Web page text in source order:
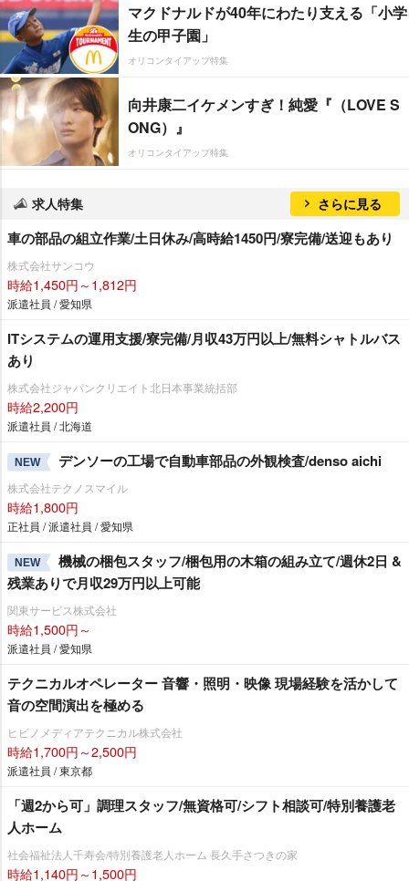
マクドナルドが40年にわたり支える「小学
生の甲子園」
オリコンタイアップ特集
向井康二イケメンすぎ！純愛『（LOVE S
ONG）』
オリコンタイアップ特集
求人特集 さらに見る
車の部品の組立作業/土日休み/高時給1450円/寮完備/送迎もあり
株式会社サンコウ
時給1,450円～1,812円
派遣社員 / 愛知県
ITシステムの運用支援/寮完備/月収43万円以上/無料シャトルバス
あり
株式会社ジャパンクリエイト北日本事業統括部
時給2,200円
派遣社員 / 北海道
NEW デンソーの工場で自動車部品の外観検査/denso aichi
株式会社テクノスマイル
時給1,800円
正社員 / 派遣社員 / 愛知県
NEW
機械の梱包スタッフ/梱包用の木箱の組み立て/週休2日 &
残業ありで月収29万円以上可能
関東サービス株式会社
時給1,500円～
派遣社員 / 愛知県
テクニカルオペレーター 音響・照明・映像 現場経験を活かして
音の空間演出を極める
ヒビノメディアテクニカル株式会社
時給1,700円～2,500円
派遣社員 / 東京都
「週2から可」調理スタッフ/無資格可/シフト相談可/特別養護老
人ホーム
社会福祉法人千寿会/特別養護老人ホーム 長久手さつきの家
時給1,140円～1,500円